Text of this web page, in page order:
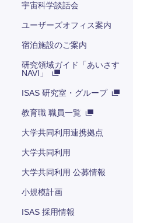
宇宙科学談話会
ユーザーズオフィス案内
宿泊施設のご案内
研究領域ガイド「あいさす
NAVI」
ISAS 研究室・グループ
教育職 職員一覧
大学共同利用連携拠点
大学共同利用
大学共同利用 公募情報
小規模計画
ISAS 採用情報